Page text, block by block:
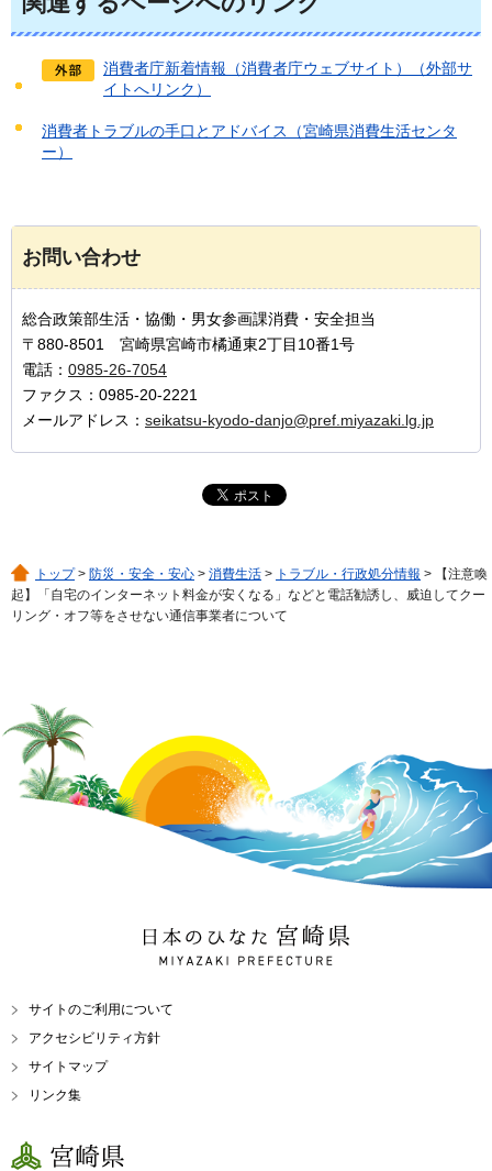
消費者庁新着情報（消費者庁ウェブサイト）（外部サ
イトへリンク）
消費者トラブルの手口とアドバイス（宮崎県消費生活センタ
ー）
お問い合わせ
総合政策部生活・協働・男女参画課消費・安全担当
〒880-8501 宮崎県宮崎市橘通東2丁目10番1号
電話： 0985-26-7054
ファクス：0985-20-2221
メールアドレス： seikatsu-kyodo-danjo@pref.miyazaki.lg.jp
トップ> 防災・安全・安心 > 消費生活 > トラブル・行政処分情報 > 【注意喚
起】「自宅のインターネット料金が安くなる」などと電話勧誘し、威迫してクー
リング・オフ等をさせない通信事業者について
日本のひなた 宮崎県
MIYAZAKI PREFECTURE
サイトのご利用について
アクセシビリティ方針
サイトマップ
リンク集
宮崎県